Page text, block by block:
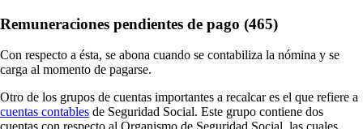
Remuneraciones pendientes de pago (465)
Con respecto a ésta, se abona cuando se contabiliza la nómina y se
carga al momento de pagarse.
Otro de los grupos de cuentas importantes a recalcar es el que refiere a
cuentas contables de Seguridad Social. Este grupo contiene dos